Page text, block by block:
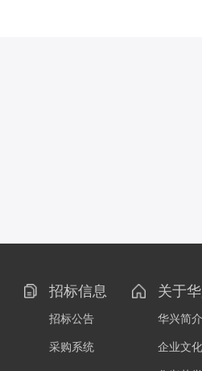
招标信息
招标公告
采购系统
关于
华兴简介
企业文化